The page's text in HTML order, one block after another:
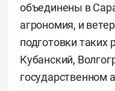
объединены в
агрономия, и
подготовки таких
Кубанский,
государственном